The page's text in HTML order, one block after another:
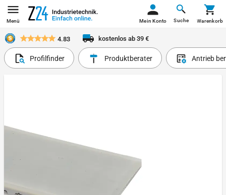
Menü Suche
Mein Konto Warenkorb
4.83 kostenlos ab 39 €
Profilfinder Produktberater Antrieb